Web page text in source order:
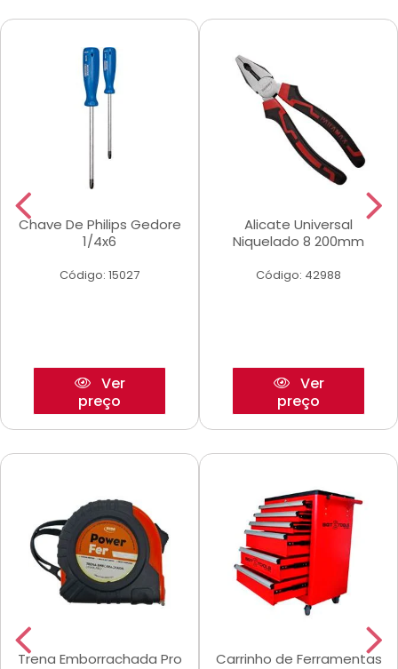
Chave De Philips Gedore
1/4x6
Código: 15027
Ver
preço
Alicate Universal
Niquelado 8 200mm
Código: 42988
Ver
preço
Trena Emborrachada Pro
Carrinho de Ferramentas